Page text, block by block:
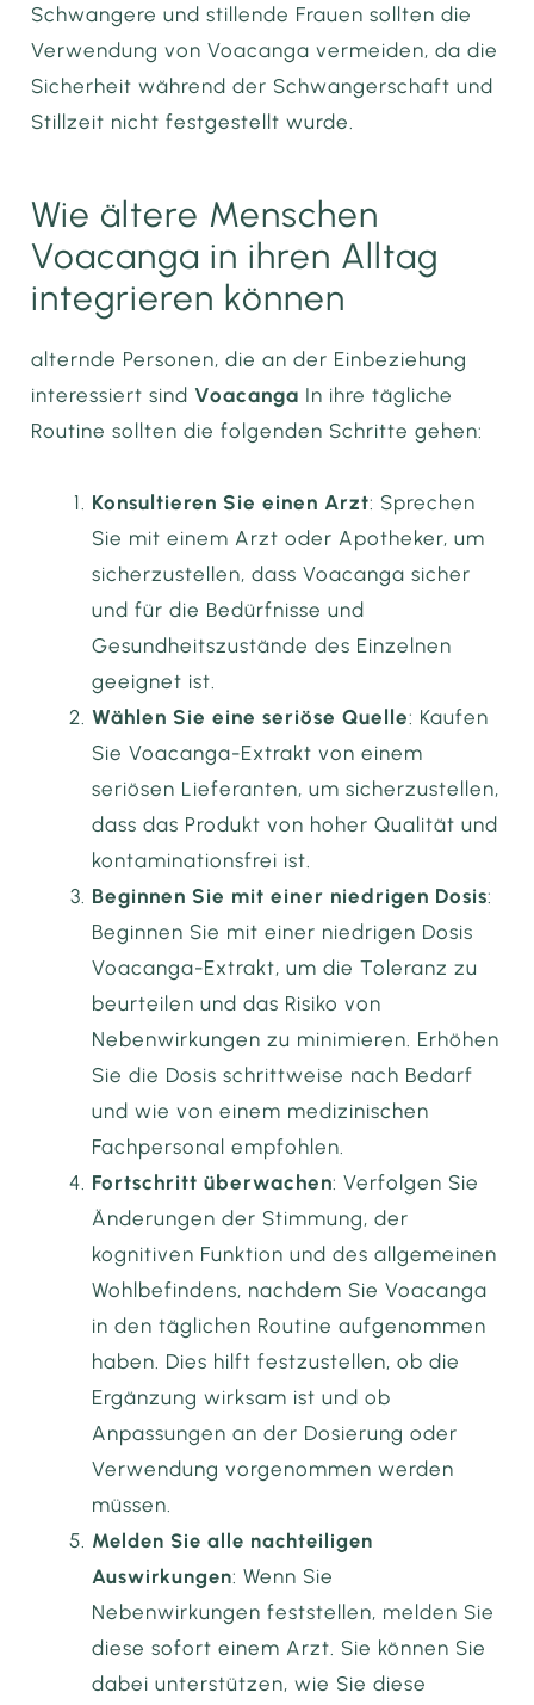
Schwangere und stillende Frauen sollten die
Verwendung von Voacanga vermeiden, da die
Sicherheit während der Schwangerschaft und
Stillzeit nicht festgestellt wurde.
Wie ältere Menschen
Voacanga in ihren Alltag
integrieren können
alternde Personen, die an der Einbeziehung
interessiert sindVoacanga In ihre tägliche
Routine sollten die folgenden Schritte gehen:
Konsultieren Sie einen Arzt: Sprechen
Sie mit einem Arzt oder Apotheker, um
sicherzustellen, dass Voacanga sicher
und für die Bedürfnisse und
Gesundheitszustände des Einzelnen
geeignet ist.
Wählen Sie eine seriöse Quelle: Kaufen
Sie Voacanga-Extrakt von einem
seriösen Lieferanten, um sicherzustellen,
dass das Produkt von hoher Qualität und
kontaminationsfrei ist.
Beginnen Sie mit einer niedrigen Dosis:
Beginnen Sie mit einer niedrigen Dosis
Voacanga-Extrakt, um die Toleranz zu
beurteilen und das Risiko von
Nebenwirkungen zu minimieren. Erhöhen
Sie die Dosis schrittweise nach Bedarf
und wie von einem medizinischen
Fachpersonal empfohlen.
Fortschritt überwachen: Verfolgen Sie
Änderungen der Stimmung, der
kognitiven Funktion und des allgemeinen
Wohlbefindens, nachdem Sie Voacanga
in den täglichen Routine aufgenommen
haben. Dies hilft festzustellen, ob die
Ergänzung wirksam ist und ob
Anpassungen an der Dosierung oder
Verwendung vorgenommen werden
müssen.
Melden Sie alle nachteiligen
Auswirkungen: Wenn Sie
Nebenwirkungen feststellen, melden Sie
diese sofort einem Arzt. Sie können Sie
dabei unterstützen, wie Sie diese